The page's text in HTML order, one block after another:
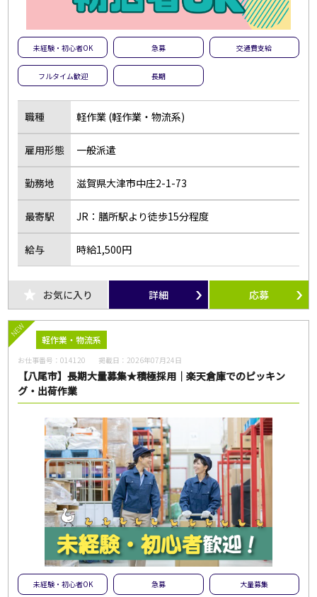
未経験・初心者OK 急募 交通費支給
フルタイム歓迎 長期
職種 軽作業 (軽作業・物流系)
雇用形態 一般派遣
勤務地 滋賀県大津市中庄2-1-73
最寄駅 JR：膳所駅より徒歩15分程度
給与 時給1,500円
お気に入り 詳細 応募
NEW
軽作業・物流系
お仕事番号：014120 掲載日： 2026年07月24日
【八尾市】長期大量募集★積極採用｜楽天倉庫でのピッキン
グ・出荷作業
未経験・初心者OK 急募 大量募集